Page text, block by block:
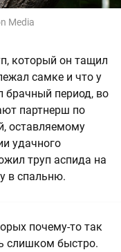
Media
который он тащил
самке и что у
брачный период, во
партнерш по
оставляемому
удачного
труп аспида на
в спальню.
почему-то так
слишком быстро.